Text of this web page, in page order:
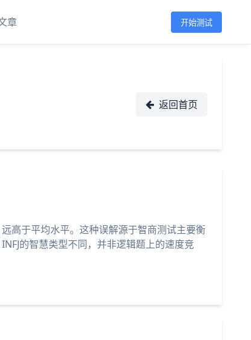
章 开始测试
返回首页
高于平均水平。这种误解源于智商测试主要衡
的智慧类型不同，并非逻辑题上的速度竞